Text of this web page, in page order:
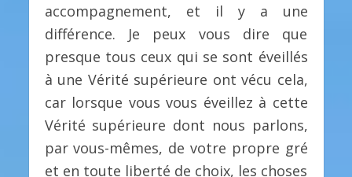
accompagnement, et il y a une
différence. Je peux vous dire que
presque tous ceux qui se sont éveillés
à une Vérité supérieure ont vécu cela,
car lorsque vous vous éveillez à cette
Vérité supérieure dont nous parlons,
par vous-mêmes, de votre propre gré
et en toute liberté de choix, les choses